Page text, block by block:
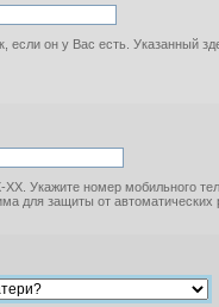
если он у Вас есть. Указанный
Укажите номер мобильного
для защиты от автоматических